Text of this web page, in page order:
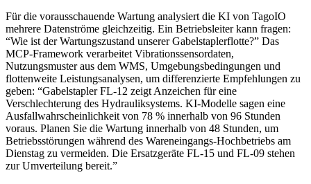
Für die vorausschauende Wartung analysiert die KI von TagoIO
mehrere Datenströme gleichzeitig. Ein Betriebsleiter kann fragen:
“Wie ist der Wartungszustand unserer Gabelstaplerflotte?” Das
MCP-Framework verarbeitet Vibrationssensordaten,
Nutzungsmuster aus dem WMS, Umgebungsbedingungen und
flottenweite Leistungsanalysen, um differenzierte Empfehlungen zu
geben: “Gabelstapler FL-12 zeigt Anzeichen für eine
Verschlechterung des Hydrauliksystems. KI-Modelle sagen eine
Ausfallwahrscheinlichkeit von 78 % innerhalb von 96 Stunden
voraus. Planen Sie die Wartung innerhalb von 48 Stunden, um
Betriebsstörungen während des Wareneingangs-Hochbetriebs am
Dienstag zu vermeiden. Die Ersatzgeräte FL-15 und FL-09 stehen
zur Umverteilung bereit.”